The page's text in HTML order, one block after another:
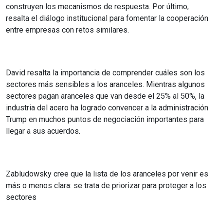
construyen los mecanismos de respuesta. Por último,
resalta el diálogo institucional para fomentar la cooperación
entre empresas con retos similares.
David resalta la importancia de comprender cuáles son los
sectores más sensibles a los aranceles. Mientras algunos
sectores pagan aranceles que van desde el 25% al 50%, la
industria del acero ha logrado convencer a la administración
Trump en muchos puntos de negociación importantes para
llegar a sus acuerdos.
Zabludowsky cree que la lista de los aranceles por venir es
más o menos clara: se trata de priorizar para proteger a los
sectores